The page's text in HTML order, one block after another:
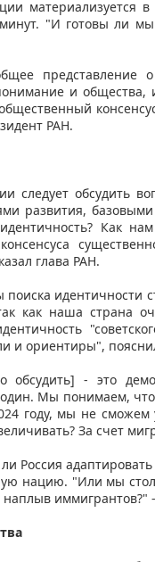
"И готовы ли
представление
и общества,
РАН.
следует обсудить
развития,
Как
глава РАН.
идентичности
как наша страна
и ориентиры",
обсудить] - это
Мы понимаем, что
году, мы не сможем
За счет
Россия
нацию. "Или мы
иммигрантов?" -